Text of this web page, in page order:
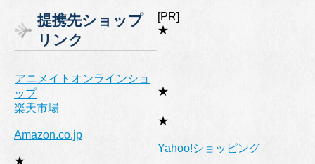
リ
ー
提携先ショップ
リンク
[PR]
★
アニメイトオンラインショ
ップ
★
楽天市場
★
Amazon.co.jp
★
Yahoo!ショッピング